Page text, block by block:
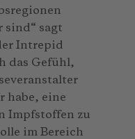
sagt
Intrepid
das Gefühl,
habe, eine
Impfstoffen zu
im Bereich